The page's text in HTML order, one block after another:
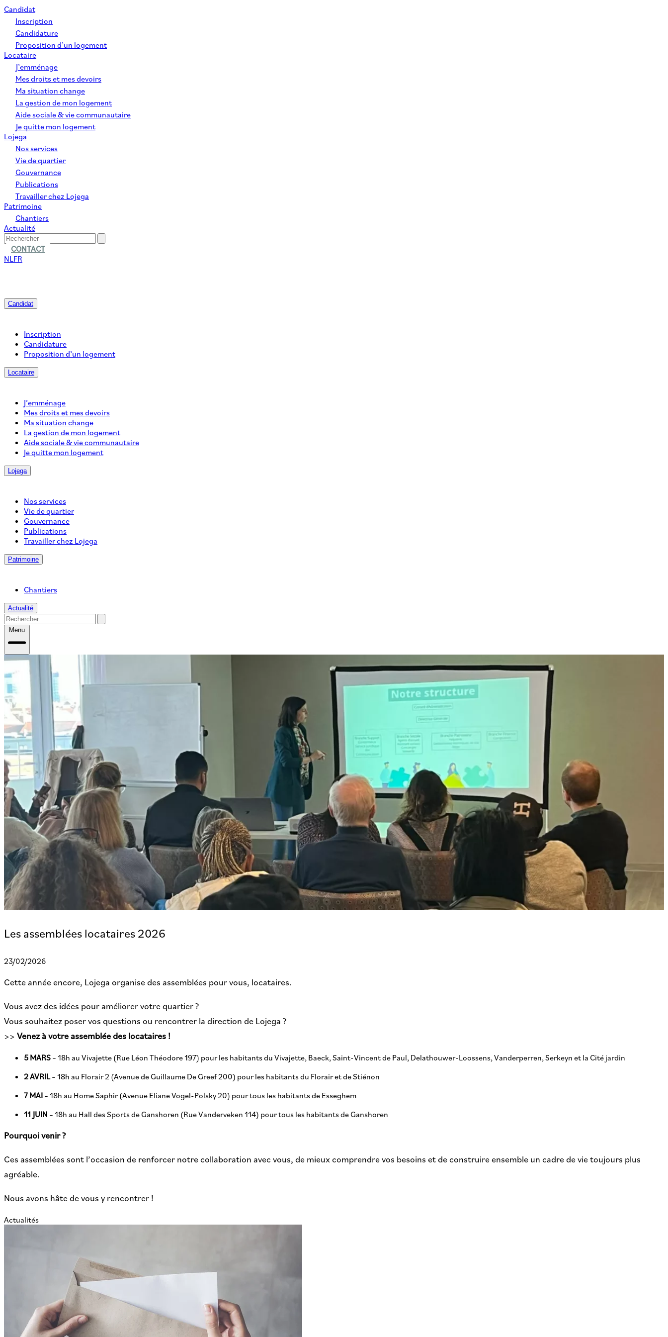
Candidat
Inscription
Candidature
Proposition d’un logement
Locataire
J’emménage
Mes droits et mes devoirs
Ma situation change
La gestion de mon logement
Aide sociale & vie communautaire
Je quitte mon logement
Lojega
Nos services
Vie de quartier
Gouvernance
Publications
Travailler chez Lojega
Patrimoine
Chantiers
Actualité
CONTACT
NLFR
Candidat
Inscription
Candidature
Proposition d’un logement
Locataire
J’emménage
Mes droits et mes devoirs
Ma situation change
La gestion de mon logement
Aide sociale & vie communautaire
Je quitte mon logement
Lojega
Nos services
Vie de quartier
Gouvernance
Publications
Travailler chez Lojega
Patrimoine
Chantiers
Actualité
Menu
Les assemblées locataires 2026
23/02/2026
Cette année encore, Lojega organise des assemblées pour vous, locataires.
Vous avez des idées pour améliorer votre quartier ?
Vous souhaitez poser vos questions ou rencontrer la direction de Lojega ?
>> Venez à votre assemblée des locataires !
5 MARS – 18h au Vivajette (Rue Léon Théodore 197) pour les habitants du Vivajette, Baeck, Saint-Vincent de Paul, Delathouwer-Loossens, Vanderperren, Serkeyn et la Cité jardin
2 AVRIL– 18h au Florair 2 (Avenue de Guillaume De Greef 200) pour les habitants du Florair et de Stiénon
7 MAI – 18h au Home Saphir (Avenue Eliane Vogel-Polsky 20) pour tous les habitants de Esseghem
11 JUIN – 18h au Hall des Sports de Ganshoren (Rue Vanderveken 114) pour tous les habitants de Ganshoren
Pourquoi venir ?
Ces assemblées sont l’occasion de renforcer notre collaboration avec vous, de mieux comprendre vos besoins et de construire ensemble un cadre de vie toujours plus
agréable.
Nous avons hâte de vous y rencontrer !
Actualités